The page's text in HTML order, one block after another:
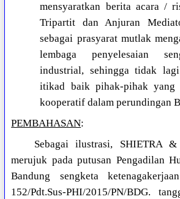
mensyaratkan berita acara /
Tripartit dan Anjuran
sebagai prasyarat mutlak
lembaga penyelesaian
industrial, sehingga tidak
itikad baik pihak-pihak yang
kooperatif dalam perundingan
PEMBAHASAN:
Sebagai ilustrasi, SHIETRA &
merujuk pada putusan Pengadilan
Bandung sengketa
152/Pdt.Sus-PHI/2015/PN/BDG.